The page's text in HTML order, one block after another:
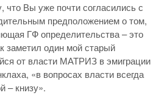
что Вы уже почти согласились с
предположением о том,
ГФ определительства – это
заметил один мой старый
от власти МАТРИЗ в эмиграции
«в вопросах власти всегда
– книзу».